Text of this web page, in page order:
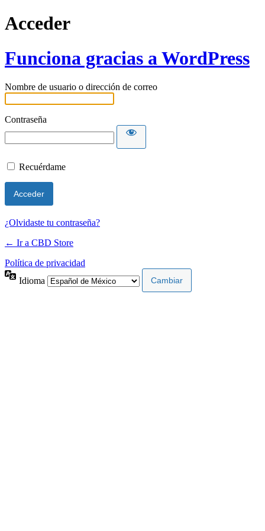
Acceder
Funciona gracias a WordPress
Nombre de usuario o dirección de correo
Contraseña
Recuérdame
¿Olvidaste tu contraseña?
← Ir a CBD Store
Política de privacidad
Idioma